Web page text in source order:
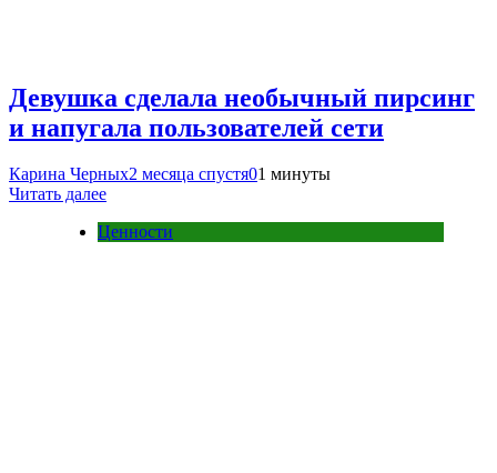
Девушка сделала необычный пирсинг
и напугала пользователей сети
Карина Черных2 месяца спустя01 минуты
Читать далее
Ценности